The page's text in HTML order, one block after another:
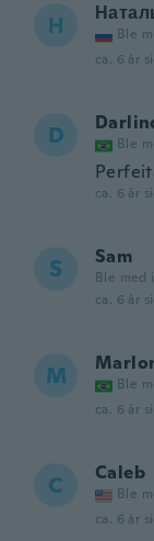
Н Ble
ca. 6 år
D Ble
ca. 6 år
S Sam
Ble med
ca. 6 år
M Ble
ca. 6 år
C Caleb
Ble
ca. 6 år